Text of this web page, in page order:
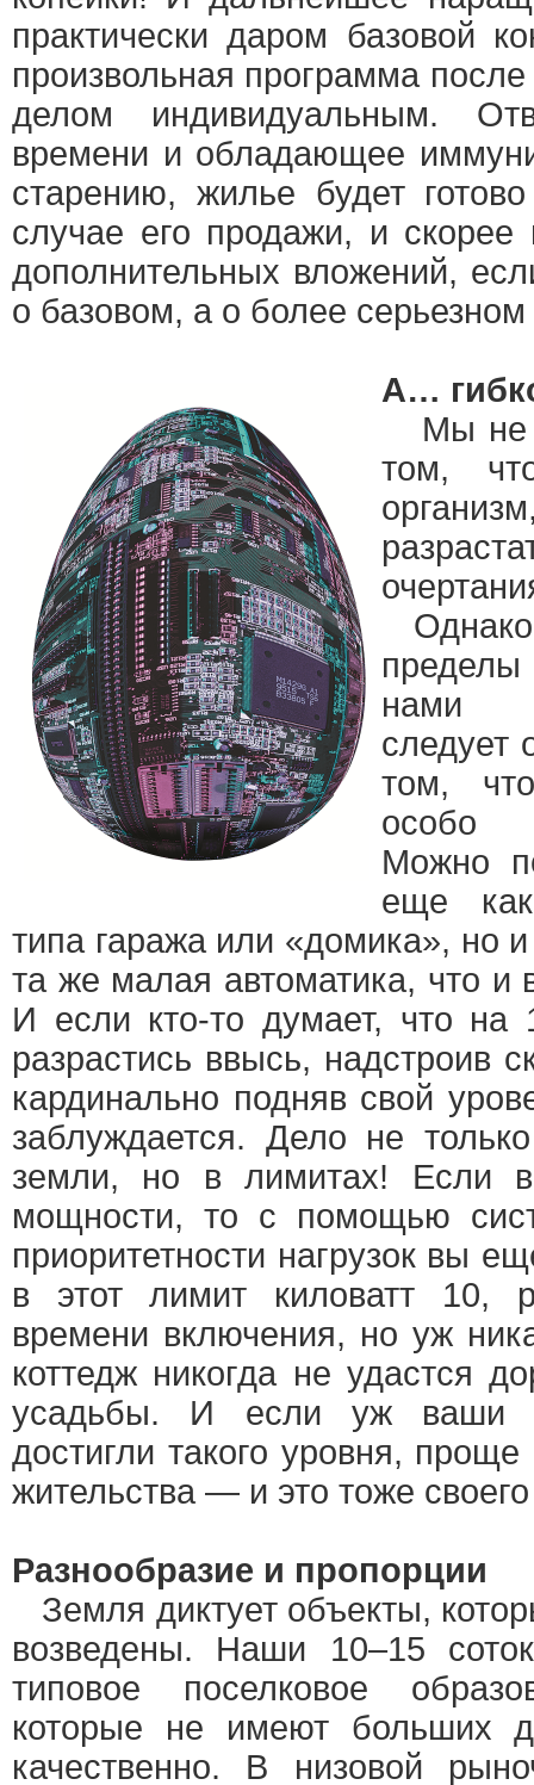
практически даром базовой
произвольная программа
делом индивидуальным.
времени и обладающее
старению, жилье будет
случае его продажи, и
дополнительных вложений,
о базовом, а о более серьезном
А…
Мы не
том,
Однако
нами
следует
том,
особо
Можно
еще
типа гаража или «домика», но
та же малая автоматика, что и
И если кто-то думает, что на
разрастись ввысь, надстроив
кардинально подняв свой
заблуждается. Дело не
земли, но в лимитах! Если
мощности, то с помощью
приоритетности нагрузок вы
в этот лимит киловатт 10,
времени включения, но уж
коттедж никогда не удастся
усадьбы. И если уж ваши
достигли такого уровня,
жительства — и это тоже
Разнообразие и пропорции
Земля диктует объекты,
возведены. Наши 10–15
типовое поселковое
которые не имеют больших
качественно. В низовой